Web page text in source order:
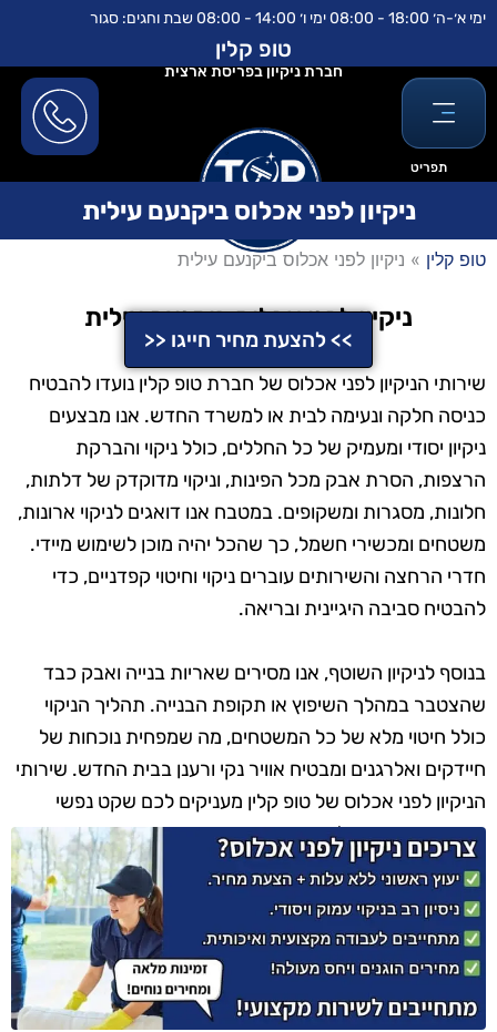
לתוכן
דילוג
ימי א׳-ה׳ 18:00 - 08:00 ימי ו׳ 14:00 - 08:00 שבת וחגים: סגור
תפריט
טופ קלין
חברת ניקיון בפריסת ארצית
ניקיון לפני אכלוס ביקנעם עילית
טופ קלין » ניקיון לפני אכלוס ביקנעם עילית
ניקיון לפני אכלוס ביקנעם עילית
>> להצעת מחיר חייגו <<
שירותי הניקיון לפני אכלוס של חברת טופ קלין נועדו להבטיח
כניסה חלקה ונעימה לבית או למשרד החדש. אנו מבצעים
ניקיון יסודי ומעמיק של כל החללים, כולל ניקוי והברקת
הרצפות, הסרת אבק מכל הפינות, וניקוי מדוקדק של דלתות,
חלונות, מסגרות ומשקופים. במטבח אנו דואגים לניקוי ארונות,
משטחים ומכשירי חשמל, כך שהכל יהיה מוכן לשימוש מיידי.
חדרי הרחצה והשירותים עוברים ניקוי וחיטוי קפדניים, כדי
להבטיח סביבה היגיינית ובריאה.
בנוסף לניקיון השוטף, אנו מסירים שאריות בנייה ואבק כבד
שהצטבר במהלך השיפוץ או תקופת הבנייה. תהליך הניקוי
כולל חיטוי מלא של כל המשטחים, מה שמפחית נוכחות של
חיידקים ואלרגנים ומבטיח אוויר נקי ורענן בבית החדש. שירותי
הניקיון לפני אכלוס של טופ קלין מעניקים לכם שקט נפשי
ומאפשרים כניסה למבנה נקי, מבריק ומזמין מהיום הראשון.